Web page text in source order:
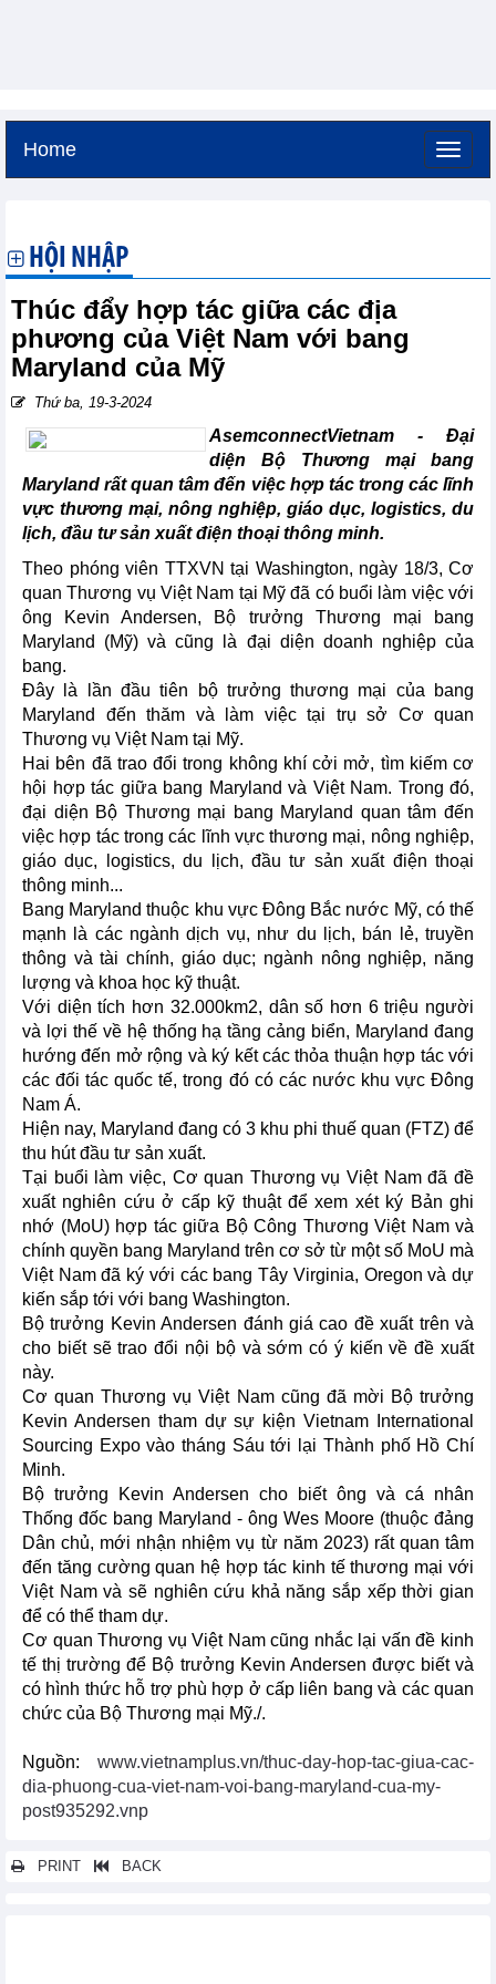
Home
HỘI NHẬP
Thúc đẩy hợp tác giữa các địa
phương của Việt Nam với bang
Maryland của Mỹ
Thứ ba, 19-3-2024
AsemconnectVietnam - Đại
diện Bộ Thương mại bang
Maryland rất quan tâm đến việc hợp tác trong các lĩnh
vực thương mại, nông nghiệp, giáo dục, logistics, du
lịch, đầu tư sản xuất điện thoại thông minh.
Theo phóng viên TTXVN tại Washington, ngày 18/3, Cơ
quan Thương vụ Việt Nam tại Mỹ đã có buổi làm việc với
ông Kevin Andersen, Bộ trưởng Thương mại bang
Maryland (Mỹ) và cũng là đại diện doanh nghiệp của
bang.
Đây là lần đầu tiên bộ trưởng thương mại của bang
Maryland đến thăm và làm việc tại trụ sở Cơ quan
Thương vụ Việt Nam tại Mỹ.
Hai bên đã trao đổi trong không khí cởi mở, tìm kiếm cơ
hội hợp tác giữa bang Maryland và Việt Nam. Trong đó,
đại diện Bộ Thương mại bang Maryland quan tâm đến
việc hợp tác trong các lĩnh vực thương mại, nông nghiệp,
giáo dục, logistics, du lịch, đầu tư sản xuất điện thoại
thông minh...
Bang Maryland thuộc khu vực Đông Bắc nước Mỹ, có thế
mạnh là các ngành dịch vụ, như du lịch, bán lẻ, truyền
thông và tài chính, giáo dục; ngành nông nghiệp, năng
lượng và khoa học kỹ thuật.
Với diện tích hơn 32.000km2, dân số hơn 6 triệu người
và lợi thế về hệ thống hạ tầng cảng biển, Maryland đang
hướng đến mở rộng và ký kết các thỏa thuận hợp tác với
các đối tác quốc tế, trong đó có các nước khu vực Đông
Nam Á.
Hiện nay, Maryland đang có 3 khu phi thuế quan (FTZ) để
thu hút đầu tư sản xuất.
Tại buổi làm việc, Cơ quan Thương vụ Việt Nam đã đề
xuất nghiên cứu ở cấp kỹ thuật để xem xét ký Bản ghi
nhớ (MoU) hợp tác giữa Bộ Công Thương Việt Nam và
chính quyền bang Maryland trên cơ sở từ một số MoU mà
Việt Nam đã ký với các bang Tây Virginia, Oregon và dự
kiến sắp tới với bang Washington.
Bộ trưởng Kevin Andersen đánh giá cao đề xuất trên và
cho biết sẽ trao đổi nội bộ và sớm có ý kiến về đề xuất
này.
Cơ quan Thương vụ Việt Nam cũng đã mời Bộ trưởng
Kevin Andersen tham dự sự kiện Vietnam International
Sourcing Expo vào tháng Sáu tới lại Thành phố Hồ Chí
Minh.
Bộ trưởng Kevin Andersen cho biết ông và cá nhân
Thống đốc bang Maryland - ông Wes Moore (thuộc đảng
Dân chủ, mới nhận nhiệm vụ từ năm 2023) rất quan tâm
đến tăng cường quan hệ hợp tác kinh tế thương mại với
Việt Nam và sẽ nghiên cứu khả năng sắp xếp thời gian
để có thể tham dự.
Cơ quan Thương vụ Việt Nam cũng nhắc lại vấn đề kinh
tế thị trường để Bộ trưởng Kevin Andersen được biết và
có hình thức hỗ trợ phù hợp ở cấp liên bang và các quan
chức của Bộ Thương mại Mỹ./.
Nguồn: www.vietnamplus.vn/thuc-day-hop-tac-giua-cac-
dia-phuong-cua-viet-nam-voi-bang-maryland-cua-my-
post935292.vnp
PRINT BACK